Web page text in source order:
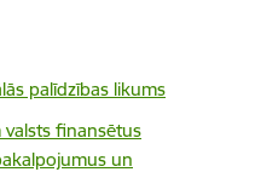
palīdzības likums
finansētus
un